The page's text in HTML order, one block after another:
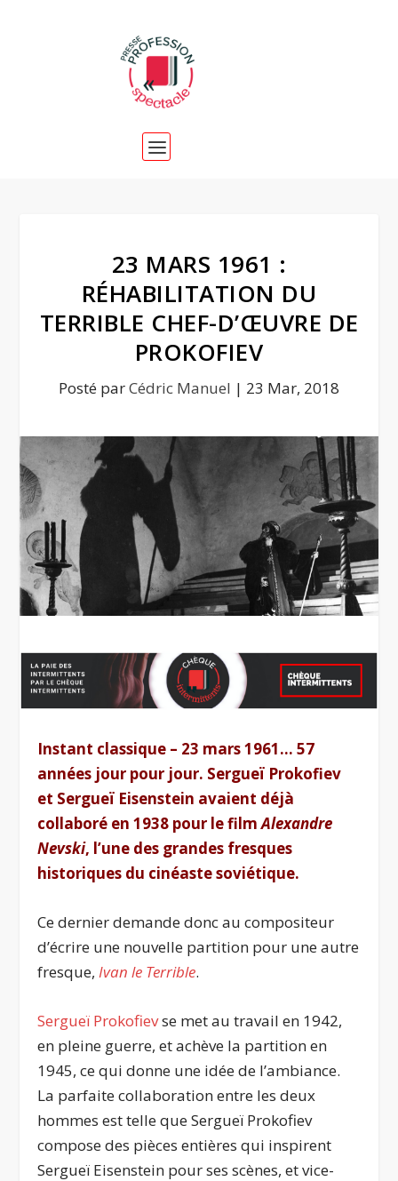
23 MARS 1961 :
RÉHABILITATION DU
TERRIBLE CHEF-D’ŒUVRE DE
PROKOFIEV
Posté parCédric Manuel | 23 Mar, 2018
Instant classique – 23 mars 1961… 57
années jour pour jour. Sergueï Prokofiev
et Sergueï Eisenstein avaient déjà
collaboré en 1938 pour le filmAlexandre
Nevski, l’une des grandes fresques
historiques du cinéaste soviétique.
Ce dernier demande donc au compositeur
d’écrire une nouvelle partition pour une autre
fresque,Ivan le Terrible.
Sergueï Prokofievse met au travail en 1942,
en pleine guerre, et achève la partition en
1945, ce qui donne une idée de l’ambiance.
La parfaite collaboration entre les deux
hommes est telle que Sergueï Prokofiev
compose des pièces entières qui inspirent
Sergueï Eisenstein pour ses scènes, et vice-